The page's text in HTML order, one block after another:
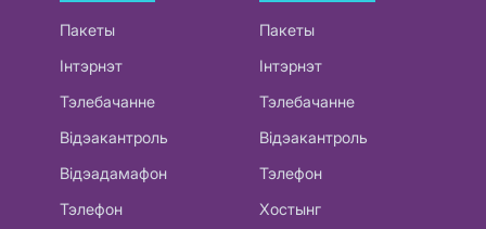
Пакеты
Інтэрнэт
Тэлебачанне
Відэакантроль
Відэадамафон
Тэлефон
Пакеты
Інтэрнэт
Тэлебачанне
Відэакантроль
Тэлефон
Хостынг